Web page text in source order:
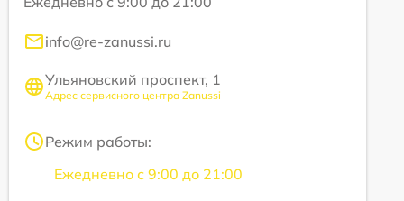
info@re-zanussi.ru
Ульяновский проспект, 1
Адрес сервисного центра Zanussi
Режим работы:
Ежедневно с 9:00 до 21:00